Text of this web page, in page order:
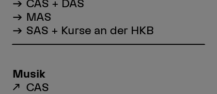
CAS + DAS
MAS
SAS + Kurse an der HKB
Musik
CAS